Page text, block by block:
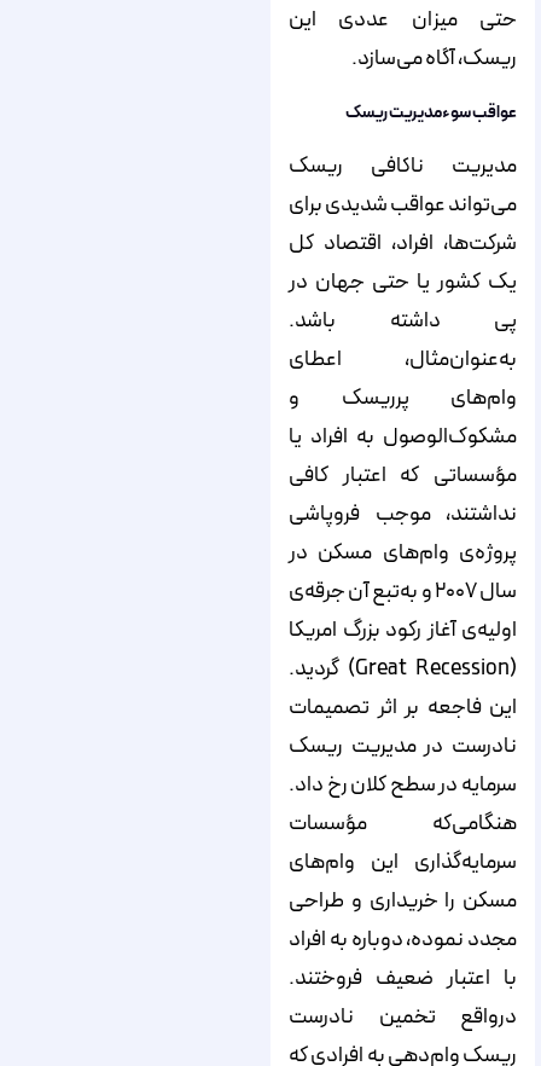
حتی میزان عددی این
ریسک، آگاه می‌سازد.
عواقب سوءمدیریت ریسک
مدیریت ناکافی ریسک
می‌تواند عواقب شدیدی برای
شرکت‌ها، افراد، اقتصاد کل
یک کشور یا حتی جهان در
پی داشته باشد.
به‌عنوان‌مثال، اعطای
وام‌های پرریسک و
مشکوک‌الوصول به افراد یا
مؤسساتی که اعتبار کافی
نداشتند، موجب فروپاشی
پروژه‌ی وام‌های مسکن در
سال ۲۰۰۷ و به‌تبع آن جرقه‌ی
اولیه‌ی آغاز رکود بزرگ امریکا
(Great Recession) گردید.
این فاجعه بر اثر تصمیمات
نادرست در مدیریت ریسک
سرمایه در سطح کلان رخ داد.
هنگامی‌که مؤسسات
سرمایه‌گذاری این وام‌های
مسکن را خریداری و طراحی
مجدد نموده، دوباره به افراد
با اعتبار ضعیف فروختند.
درواقع تخمین نادرست
ریسک وام‌دهی به افرادی که